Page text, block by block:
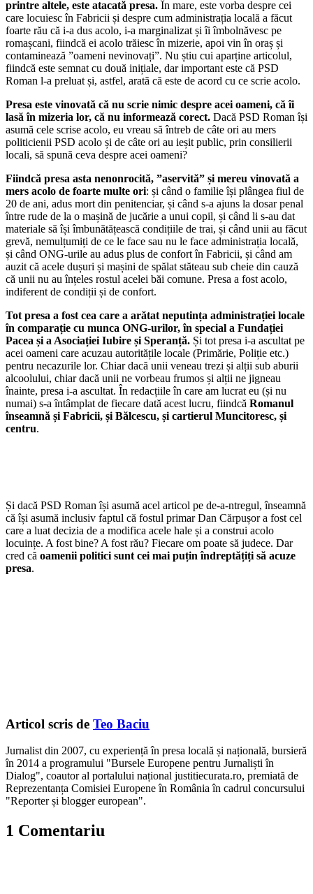
printre altele, este atacată presa. În mare, este vorba despre cei
care locuiesc în Fabricii și despre cum administrația locală a făcut
foarte rău că i-a dus acolo, i-a marginalizat și îi îmbolnăvesc pe
romașcani, fiindcă ei acolo trăiesc în mizerie, apoi vin în oraș și
contaminează ”oameni nevinovați”. Nu știu cui aparține articolul,
fiindcă este semnat cu două inițiale, dar important este că PSD
Roman l-a preluat și, astfel, arată că este de acord cu ce scrie acolo.
Presa este vinovată că nu scrie nimic despre acei oameni, că îi
lasă în mizeria lor, că nu informează corect. Dacă PSD Roman își
asumă cele scrise acolo, eu vreau să întreb de câte ori au mers
politicienii PSD acolo și de câte ori au ieșit public, prin consilierii
locali, să spună ceva despre acei oameni?
Fiindcă presa asta nenonrocită, ”aservită” și mereu vinovată a
mers acolo de foarte multe ori: și când o familie își plângea fiul de
20 de ani, adus mort din penitenciar, și când s-a ajuns la dosar penal
între rude de la o mașină de jucărie a unui copil, și când li s-au dat
materiale să își îmbunătățească condițiile de trai, și când unii au făcut
grevă, nemulțumiți de ce le face sau nu le face administrația locală,
și când ONG-urile au adus plus de confort în Fabricii, și când am
auzit că acele dușuri și mașini de spălat stăteau sub cheie din cauză
că unii nu au înțeles rostul acelei băi comune. Presa a fost acolo,
indiferent de condiții și de confort.
Tot presa a fost cea care a arătat neputința administrației locale
în comparație cu munca ONG-urilor, în special a Fundației
Pacea și a Asociației Iubire și Speranță. Și tot presa i-a ascultat pe
acei oameni care acuzau autoritățile locale (Primărie, Poliție etc.)
pentru necazurile lor. Chiar dacă unii veneau trezi și alții sub aburii
alcoolului, chiar dacă unii ne vorbeau frumos și alții ne jigneau
înainte, presa i-a ascultat. În redacțiile în care am lucrat eu (și nu
numai) s-a întâmplat de fiecare dată acest lucru, fiindcă Romanul
înseamnă și Fabricii, și Bălcescu, și cartierul Muncitoresc, și
centru.
Și dacă PSD Roman își asumă acel articol pe de-a-ntregul, înseamnă
că își asumă inclusiv faptul că fostul primar Dan Cărpușor a fost cel
care a luat decizia de a modifica acele hale și a construi acolo
locuințe. A fost bine? A fost rău? Fiecare om poate să judece. Dar
cred că oamenii politici sunt cei mai puțin îndreptățiți să acuze
presa.
Articol scris de Teo Baciu
Jurnalist din 2007, cu experiență în presa locală și națională, bursieră
în 2014 a programului "Bursele Europene pentru Jurnaliști în
Dialog", coautor al portalului național justitiecurata.ro, premiată de
Reprezentanța Comisiei Europene în România în cadrul concursului
"Reporter și blogger european".
1 Comentariu